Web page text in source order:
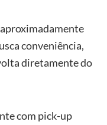
conveniência,
diretamente do
com pick-up